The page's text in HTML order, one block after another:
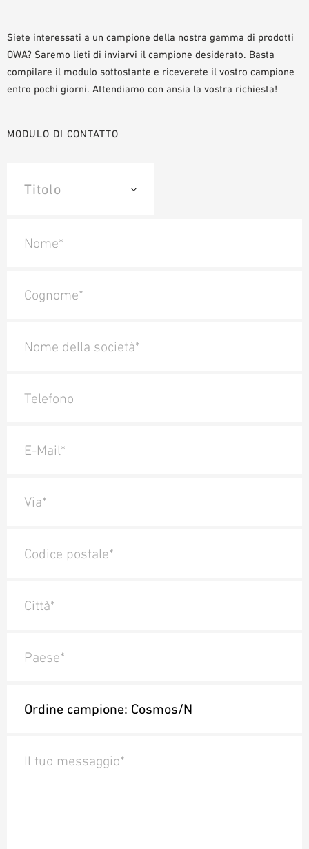
BIBLIOTECA BIM/ REVIT
VIDEO
ORDINE CAMPIONE
Siete interessati a un campione della nostra gamma di prodotti
OWA? Saremo lieti di inviarvi il campione desiderato. Basta
compilare il modulo sottostante e riceverete il vostro campione
entro pochi giorni. Attendiamo con ansia la vostra richiesta!
MODULO DI CONTATTO
Nome*
Cognome*
Nome della società*
Telefono
E-Mail*
Via*
Codice postale*
Città*
Paese*
Il tuo messaggio*